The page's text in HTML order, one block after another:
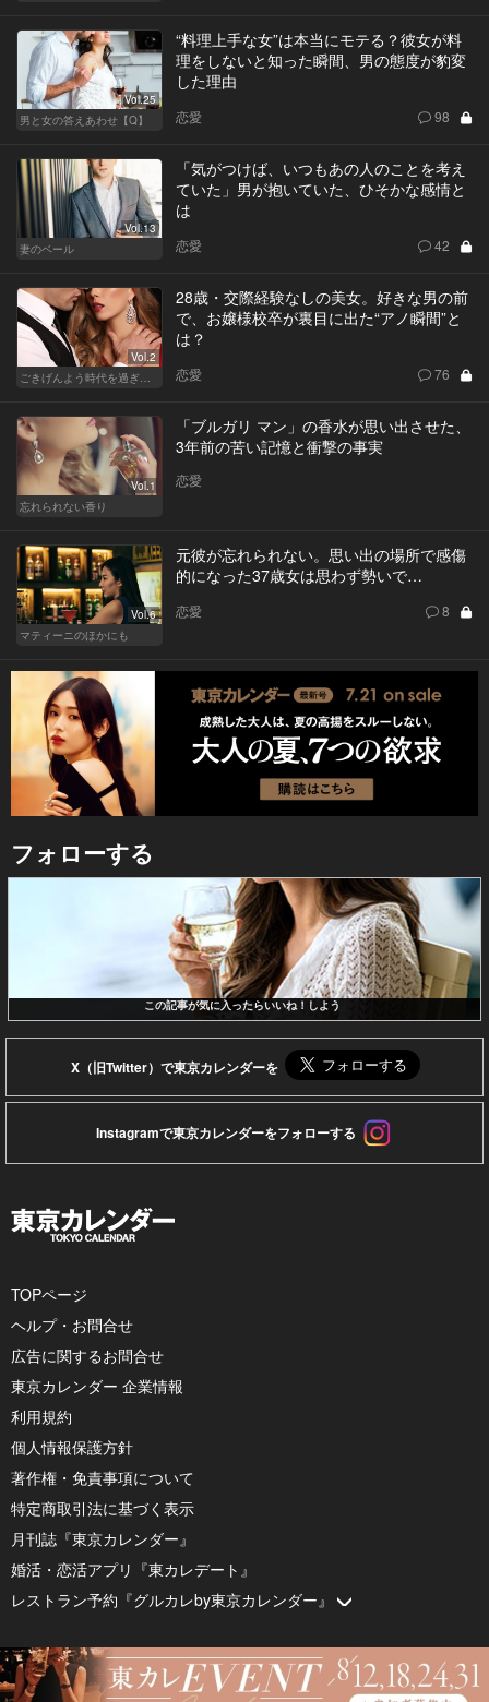
Vol.25
男と女の答えあわせ【Q】
“料理上手な女”は本当にモテる？彼女が料
理をしないと知った瞬間、男の態度が豹変
した理由
恋愛 98
Vol.13
妻のベール
「気がつけば、いつもあの人のことを考え
ていた」男が抱いていた、ひそかな感情と
は
恋愛 42
Vol.2
28歳・交際経験なしの美女。好きな男の前
で、お嬢様校卒が裏目に出た“アノ瞬間”と
は？
恋愛 76
Vol.1
忘れられない香り
「ブルガリ マン」の香水が思い出させた、
3年前の苦い記憶と衝撃の事実
恋愛
Vol.6
マティーニのほかにも
元彼が忘れられない。思い出の場所で感傷
的になった37歳女は思わず勢いで…
恋愛 8
フォローする
この記事が気に入ったらいいね！しよう
X（旧Twitter）で東京カレンダーを
Instagramで東京カレンダーをフォローする
TOPページ
ヘルプ・お問合せ
広告に関するお問合せ
東京カレンダー 企業情報
利用規約
個人情報保護方針
著作権・免責事項について
特定商取引法に基づく表示
月刊誌『東京カレンダー』
婚活・恋活アプリ『東カレデート』
レストラン予約『グルカレby東京カレンダー』